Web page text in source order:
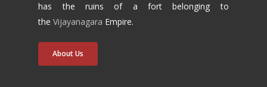
has the ruins of a fort belonging to
theVijayanagara Empire.
About Us